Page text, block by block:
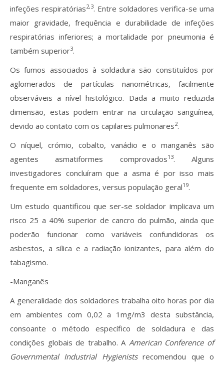
infeções respiratórias2,3. Entre soldadores verifica-se uma
maior gravidade, frequência e durabilidade de infeções
respiratórias inferiores; a mortalidade por pneumonia é
também superior3.
Os fumos associados à soldadura são constituídos por
aglomerados de partículas nanométricas, facilmente
observáveis a nível histológico. Dada a muito reduzida
dimensão, estas podem entrar na circulação sanguínea,
devido ao contato com os capilares pulmonares2.
O níquel, crómio, cobalto, vanádio e o manganês são
agentes asmatiformes comprovados13. Alguns
investigadores concluíram que a asma é por isso mais
frequente em soldadores, versus população geral19.
Um estudo quantificou que ser-se soldador implicava um
risco 25 a 40% superior de cancro do pulmão, ainda que
poderão funcionar como variáveis confundidoras os
asbestos, a sílica e a radiação ionizantes, para além do
tabagismo.
-Manganês
A generalidade dos soldadores trabalha oito horas por dia
em ambientes com 0,02 a 1mg/m3 desta substância,
consoante o método específico de soldadura e das
condições globais de trabalho. A American Conference of
Governmental Industrial Hygienistsrecomendou que o